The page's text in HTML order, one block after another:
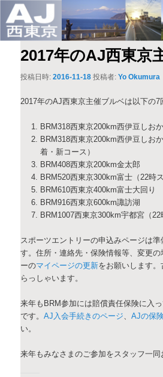
イ
ン
AJ西東京
このサイトは、オダックスジャパン西東京
す。
2017年のAJ西東京
投稿日時:2016-11-18 投稿者:Yo Okumura
2017年のAJ西東京主催ブルベは以下の7
BRM318西東京200km西伊豆しお
BRM318西東京200km西伊豆しお
着・新コース）
BRM408西東京200km金太郎
BRM520西東京300km富士（22時ス
BRM610西東京400km富士大回り
BRM916西東京600km諏訪湖
BRM1007西東京300km宇都宮（22
スポーツエントリーの申込みページは
す。住所・連絡先・保険情報等、変更の
ーのマイページの更新をお願いします
らっしゃいます。
来年もBRM参加には賠償責任保険に入
です。AJ入会手続きのページ、AJの保
い。
来年もみなさまのご参加をスタッフ一同